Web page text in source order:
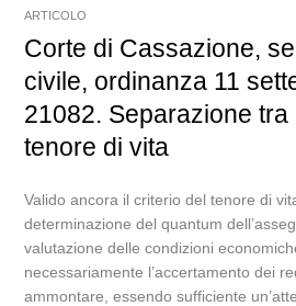
ARTICOLO
Corte di Cassazione,
civile, ordinanza 11
21082. Separazione tra
tenore di vita
Valido ancora il criterio del tenore di
determinazione del quantum
valutazione delle condizioni
necessariamente l’accertamento dei
ammontare, essendo sufficiente